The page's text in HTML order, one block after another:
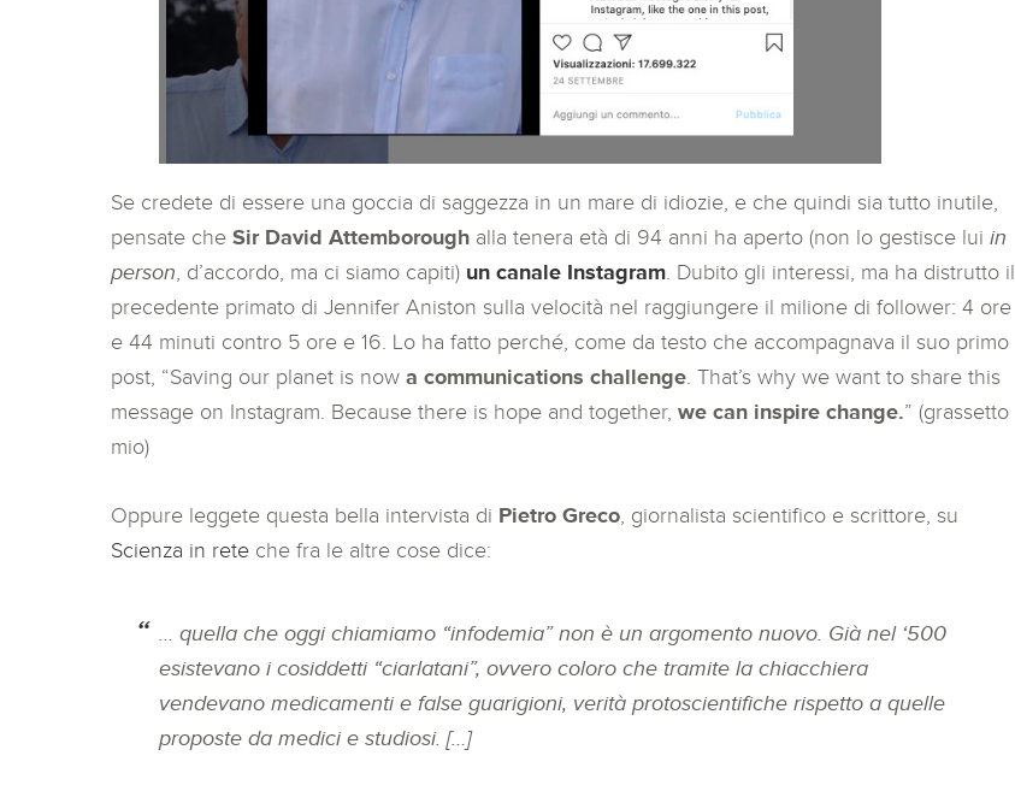
Se credete di essere una goccia di saggezza in un mare di idiozie, e che quindi sia tutto inutile,
pensate che Sir David Attemborough alla tenera età di 94 anni ha aperto (non lo gestisce lui in
person , d’accordo, ma ci siamo capiti) un canale Instagram . Dubito gli interessi, ma ha distrutto il
precedente primato di Jennifer Aniston sulla velocità nel raggiungere il milione di follower: 4 ore
e 44 minuti contro 5 ore e 16. Lo ha fatto perché, come da testo che accompagnava il suo primo
post, “Saving our planet is now a communications challenge . That’s why we want to share this
message on Instagram. Because there is hope and together, we can inspire change.” (grassetto
mio)
Oppure leggete questa bella intervista di Pietro Greco , giornalista scientifico e scrittore, su
Scienza in rete che fra le altre cose dice:
… quella che oggi chiamiamo “infodemia” non è un argomento nuovo. Già nel ‘500
esistevano i cosiddetti “ciarlatani”, ovvero coloro che tramite la chiacchiera
vendevano medicamenti e false guarigioni, verità protoscientifiche rispetto a quelle
proposte da medici e studiosi. […]